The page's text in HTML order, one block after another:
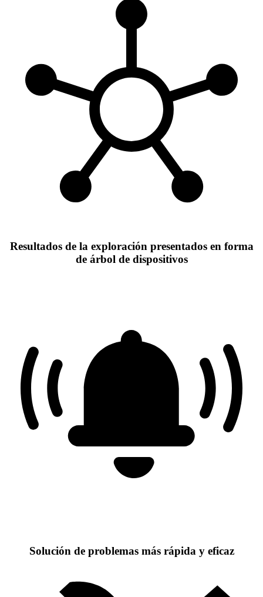
Resultados de la exploración presentados en forma
de árbol de dispositivos
Solución de problemas más rápida y eficaz